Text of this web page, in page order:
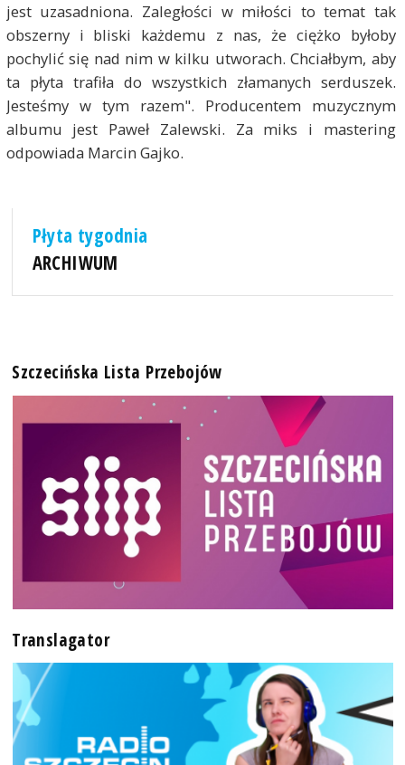
jest uzasadniona. Zaległości w miłości to temat tak
obszerny i bliski każdemu z nas, że ciężko byłoby
pochylić się nad nim w kilku utworach. Chciałbym, aby
ta płyta trafiła do wszystkich złamanych serduszek.
Jesteśmy w tym razem". Producentem muzycznym
albumu jest Paweł Zalewski. Za miks i mastering
odpowiada Marcin Gajko.
Płyta tygodnia
ARCHIWUM
Szczecińska Lista Przebojów
Translagator